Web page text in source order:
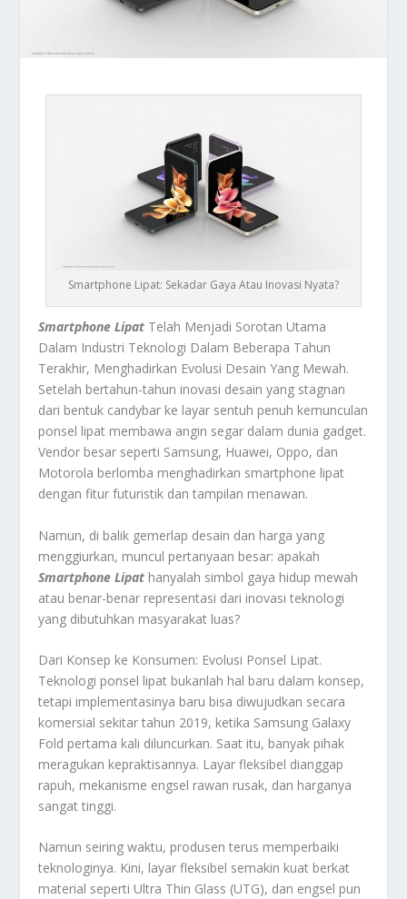
Smartphone Lipat: Sekadar Gaya Atau Inovasi Nyata?
Smartphone Lipat Telah Menjadi Sorotan Utama
Dalam Industri Teknologi Dalam Beberapa Tahun
Terakhir, Menghadirkan Evolusi Desain Yang Mewah.
Setelah bertahun-tahun inovasi desain yang stagnan
dari bentuk candybar ke layar sentuh penuh kemunculan
ponsel lipat membawa angin segar dalam dunia gadget.
Vendor besar seperti Samsung, Huawei, Oppo, dan
Motorola berlomba menghadirkan smartphone lipat
dengan fitur futuristik dan tampilan menawan.
Namun, di balik gemerlap desain dan harga yang
menggiurkan, muncul pertanyaan besar: apakah
Smartphone Lipat hanyalah simbol gaya hidup mewah
atau benar-benar representasi dari inovasi teknologi
yang dibutuhkan masyarakat luas?
Dari Konsep ke Konsumen: Evolusi Ponsel Lipat.
Teknologi ponsel lipat bukanlah hal baru dalam konsep,
tetapi implementasinya baru bisa diwujudkan secara
komersial sekitar tahun 2019, ketika Samsung Galaxy
Fold pertama kali diluncurkan. Saat itu, banyak pihak
meragukan kepraktisannya. Layar fleksibel dianggap
rapuh, mekanisme engsel rawan rusak, dan harganya
sangat tinggi.
Namun seiring waktu, produsen terus memperbaiki
teknologinya. Kini, layar fleksibel semakin kuat berkat
material seperti Ultra Thin Glass (UTG), dan engsel pun